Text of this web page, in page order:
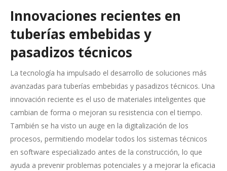
Innovaciones recientes en
tuberías embebidas y
pasadizos técnicos
La tecnología ha impulsado el desarrollo de soluciones más
avanzadas para tuberías embebidas y pasadizos técnicos. Una
innovación reciente es el uso de materiales inteligentes que
cambian de forma o mejoran su resistencia con el tiempo.
También se ha visto un auge en la digitalización de los
procesos, permitiendo modelar todos los sistemas técnicos
en software especializado antes de la construcción, lo que
ayuda a prevenir problemas potenciales y a mejorar la eficacia